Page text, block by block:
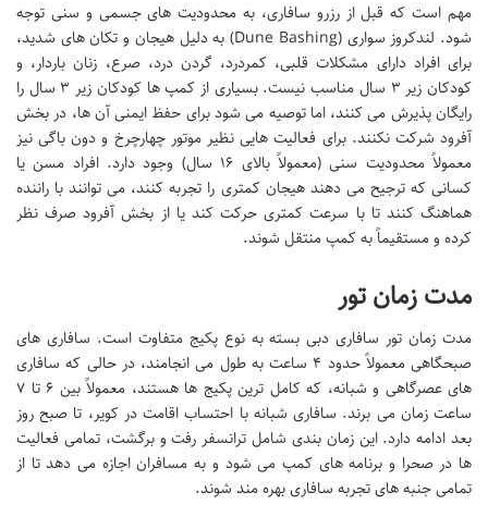
مهم است که قبل از رزرو سافاری، به محدودیت های جسمی و سنی توجه
شود. لندکروز سواری (Dune Bashing) به دلیل هیجان و تکان های شدید،
برای افراد دارای مشکلات قلبی، کمردرد، گردن درد، صرع، زنان باردار، و
کودکان زیر ۳ سال مناسب نیست. بسیاری از کمپ ها کودکان زیر ۳ سال را
رایگان پذیرش می کنند، اما توصیه می شود برای حفظ ایمنی آن ها، در بخش
آفرود شرکت نکنند. برای فعالیت هایی نظیر موتور چهارچرخ و دون باگی نیز
معمولاً محدودیت سنی (معمولاً بالای ۱۶ سال) وجود دارد. افراد مسن یا
کسانی که ترجیح می دهند هیجان کمتری را تجربه کنند، می توانند با راننده
هماهنگ کنند تا با سرعت کمتری حرکت کند یا از بخش آفرود صرف نظر
کرده و مستقیماً به کمپ منتقل شوند.
مدت زمان تور
مدت زمان تور سافاری دبی بسته به نوع پکیج متفاوت است. سافاری های
صبحگاهی معمولاً حدود ۴ ساعت به طول می انجامند، در حالی که سافاری
های عصرگاهی و شبانه، که کامل ترین پکیج ها هستند، معمولاً بین ۶ تا ۷
ساعت زمان می برند. سافاری شبانه با احتساب اقامت در کویر، تا صبح روز
بعد ادامه دارد. این زمان بندی شامل ترانسفر رفت و برگشت، تمامی فعالیت
ها در صحرا و برنامه های کمپ می شود و به مسافران اجازه می دهد تا از
تمامی جنبه های تجربه سافاری بهره مند شوند.